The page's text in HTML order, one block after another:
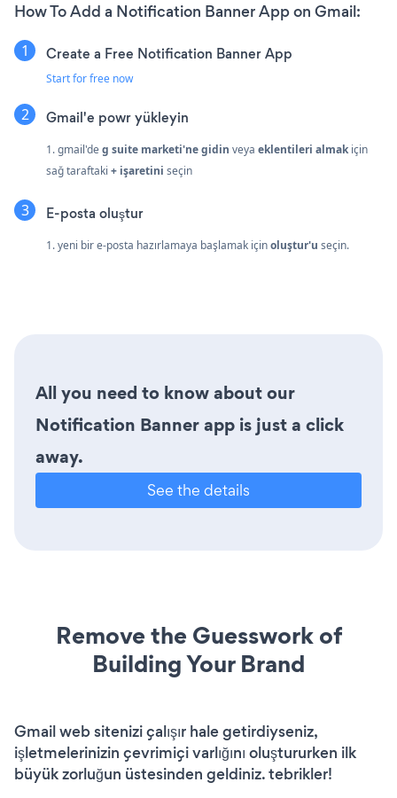
How To Add a Notification Banner App on Gmail:
Create a Free Notification Banner App
Start for free now
Gmail'e powr yükleyin
1. gmail'deg suite marketi'ne gidin veya eklentileri almakiçin
sağ taraftaki + işaretini seçin
E-posta oluştur
1. yeni bir e-posta hazırlamaya başlamak içinoluştur'u seçin.
All you need to know about our
Notification Banner app is just a click
away.
See the details
Remove the Guesswork of
Building Your Brand
Gmail web sitenizi çalışır hale getirdiyseniz,
işletmelerinizin çevrimiçi varlığını oluştururken ilk
büyük zorluğun üstesinden geldiniz. tebrikler!